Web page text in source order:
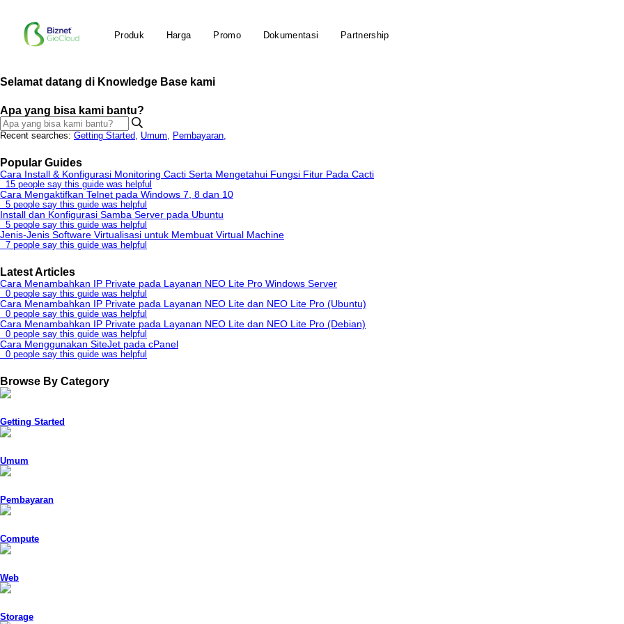
Produk Harga Promo Dokumentasi Partnership
Selamat datang di Knowledge Base kami
Apa yang bisa kami bantu?
Recent searches: Getting Started, Umum, Pembayaran,
Popular Guides
Cara Install & Konfigurasi Monitoring Cacti Serta Mengetahui Fungsi Fitur Pada Cacti
15 people say this guide was helpful
Cara Mengaktifkan Telnet pada Windows 7, 8 dan 10
5 people say this guide was helpful
Install dan Konfigurasi Samba Server pada Ubuntu
5 people say this guide was helpful
Jenis-Jenis Software Virtualisasi untuk Membuat Virtual Machine
7 people say this guide was helpful
Latest Articles
Cara Menambahkan IP Private pada Layanan NEO Lite Pro Windows Server
0 people say this guide was helpful
Cara Menambahkan IP Private pada Layanan NEO Lite dan NEO Lite Pro (Ubuntu)
0 people say this guide was helpful
Cara Menambahkan IP Private pada Layanan NEO Lite dan NEO Lite Pro (Debian)
0 people say this guide was helpful
Cara Menggunakan SiteJet pada cPanel
0 people say this guide was helpful
Browse By Category
Getting Started
Umum
Pembayaran
Compute
Web
Storage